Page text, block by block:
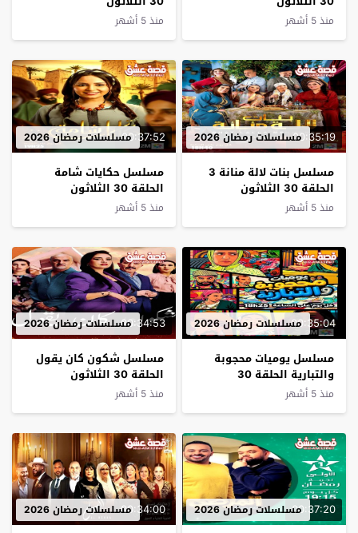
منذ 5 أشهر منذ 5 أشهر
00:35:19مسلسلات رمضان 2026
مسلسل بنات لالة منانة 3
الحلقة 30 الثلاثون
منذ 5 أشهر
00:37:52مسلسلات رمضان 2026
مسلسل حكايات شامة
الحلقة 30 الثلاثون
منذ 5 أشهر
00:35:04مسلسلات رمضان 2026
مسلسل يوميات محجوبة
والتبارية الحلقة 30
الثلاثون
منذ 5 أشهر
00:34:53مسلسلات رمضان 2026
مسلسل شكون كان يقول
الحلقة 30 الثلاثون
منذ 5 أشهر
00:37:20مسلسلات رمضان 2026 00:34:00مسلسلات رمضان 2026